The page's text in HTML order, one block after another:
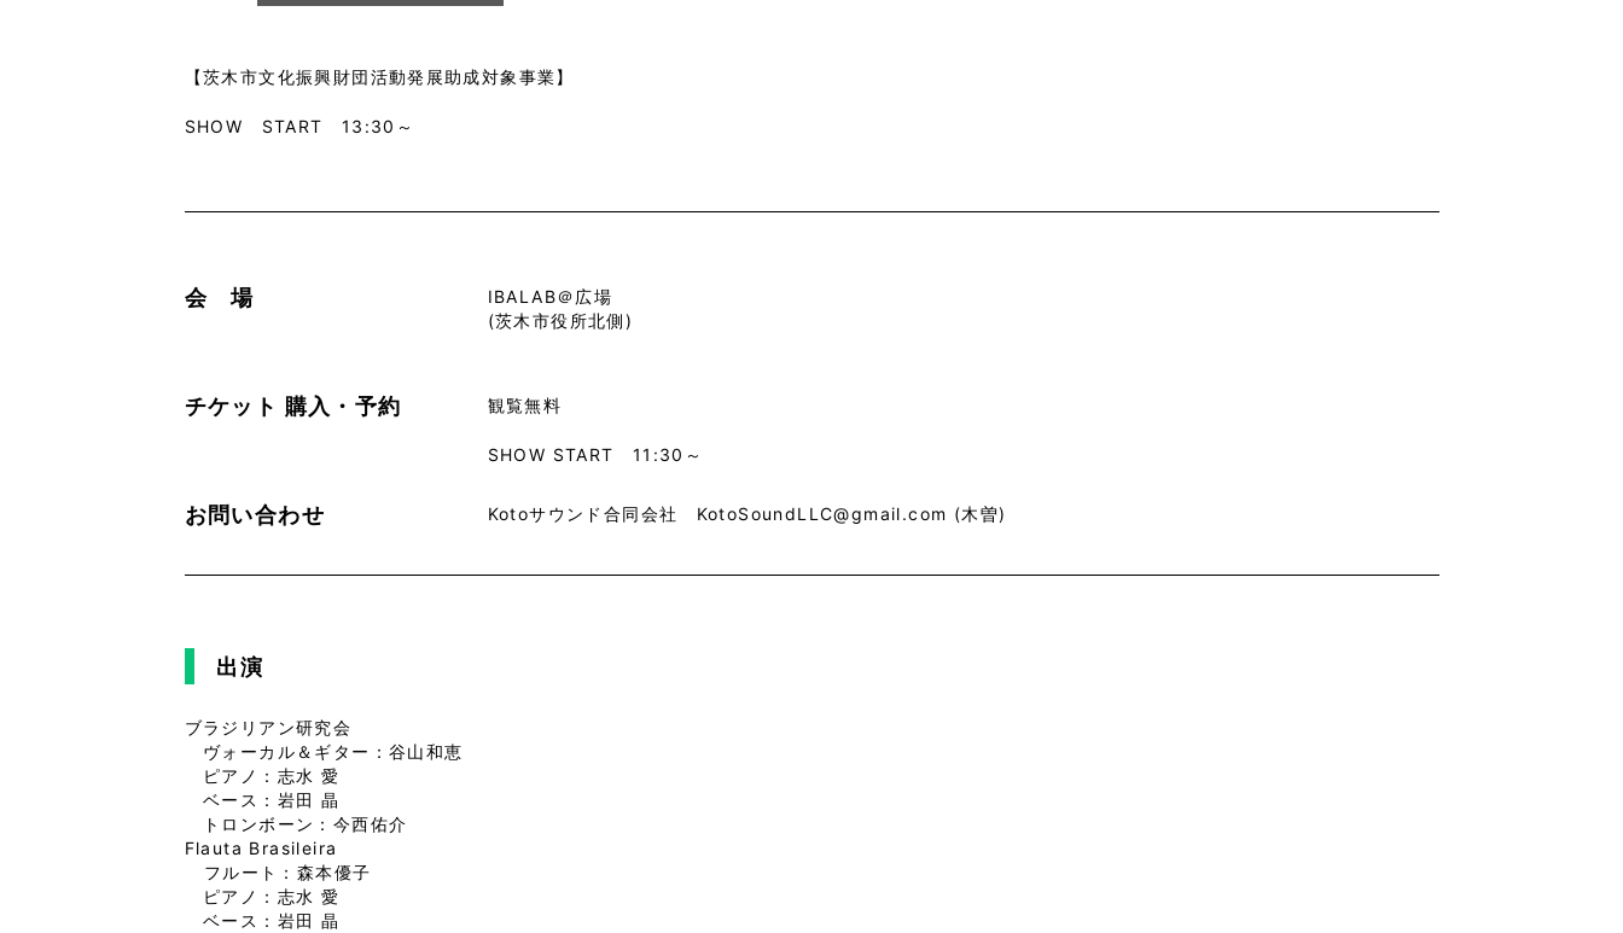
【茨木市文化振興財団活動発展助成対象事業】
SHOW START 13:30～
会 場
IBALAB＠広場
(茨木市役所北側)
チケット 購入・予約 観覧無料
SHOW START 11:30～
お問い合わせ Kotoサウンド合同会社 KotoSoundLLC@gmail.com (木曽)
出演
ブラジリアン研究会
ヴォーカル＆ギター：谷山和恵
ピアノ：志水 愛
ベース：岩田 晶
トロンボーン：今西佑介
Flauta Brasileira
フルート：森本優子
ピアノ：志水 愛
ベース：岩田 晶